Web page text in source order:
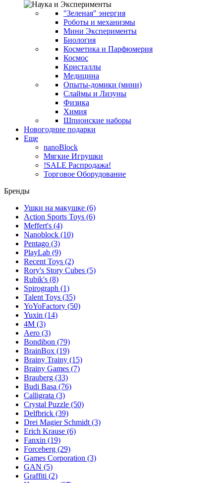
"Зеленая" энергия
Роботы и механизмы
Мини Эксперименты
Биология
Косметика и Парфюмерия
Космос
Кристаллы
Медицина
Опыты-домики (мини)
Слаймы и Лизуны
Физика
Химия
Шпионские наборы
Новогодние подарки
Еще
nanoBlock
Мягкие Игрушки
!SALE Распродажа!
Торговое Оборудование
Бренды
Ушки на макушке (6)
Action Sports Toys (6)
Meffert's (4)
Nanoblock (10)
Pentago (3)
PlayLab (9)
Recent Toys (2)
Rory's Story Cubes (5)
Rubik's (8)
Spirograph (1)
Talent Toys (35)
YoYoFactory (50)
Yuxin (14)
4M (3)
Aero (3)
Bondibon (79)
BrainBox (19)
Brainy Trainy (15)
Brainy Games (7)
Brauberg (33)
Budi Basa (76)
Calligrata (3)
Crystal Puzzle (50)
Delfbrick (39)
Drei Magier Schmidt (3)
Erich Krause (6)
Fanxin (19)
Forceberg (29)
Games Corporation (3)
GAN (5)
Graffiti (2)